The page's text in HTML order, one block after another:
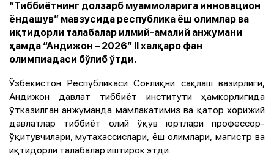
“Тиббиётнинг долзарб муаммоларига инновацион
ёндашув” мавзусида республика ёш олимлар ва
иқтидорли талабалар илмий-амалий анжумани
ҳамда “Андижон – 2026” II халқаро фан
олимпиадаси бўлиб ўтди.
Ўзбекистон Республикаси Соғлиқни сақлаш вазирлиги,
Андижон давлат тиббиёт институти ҳамкорлигида
ўтказилган анжуманда мамлакатимиз ва қатор хорижий
давлатлар тиббиёт олий ўқув юртлари профессор-
ўқитувчилари, мутахассислари, ёш олимлари, магистр ва
иқтидорли талабалар иштирок этди.